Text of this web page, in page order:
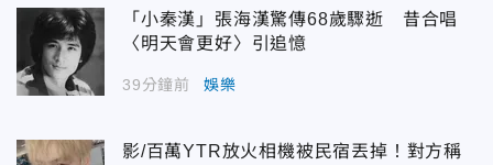
「小秦漢」張海漢驚傳68歲驟逝 昔合唱
〈明天會更好〉引追憶
39分鐘前 娛樂
影/百萬YTR放火相機被民宿丟掉！對方稱